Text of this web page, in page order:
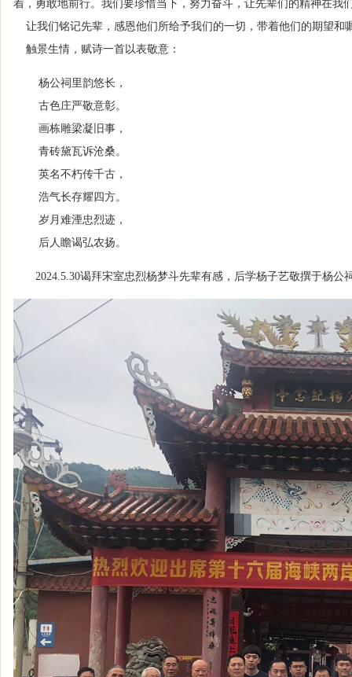
着，勇敢地前行。我们要珍惜当下，努力奋斗，让先辈们的精神在我
让我们铭记先辈，感恩他们所给予我们的一切，带着他们的期望和
触景生情，赋诗一首以表敬意：
杨公祠里韵悠长，
古色庄严敬意彰。
画栋雕梁凝旧事，
青砖黛瓦诉沧桑。
英名不朽传千古，
浩气长存耀四方。
岁月难湮忠烈迹，
后人瞻谒弘农扬。
2024.5.30谒拜宋室忠烈杨梦斗先辈有感，后学杨子艺敬撰于杨公